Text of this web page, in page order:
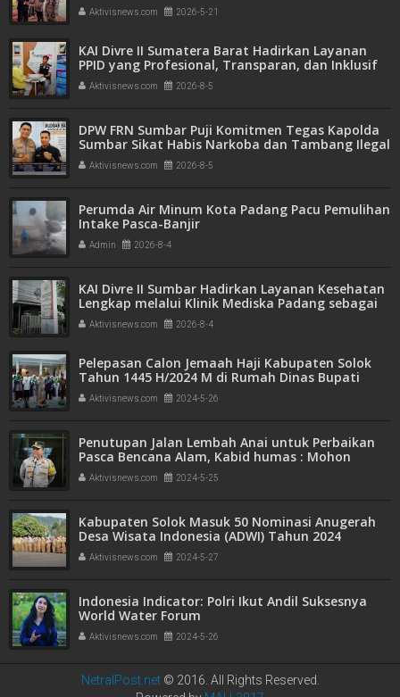
Aktivisnews.com 2026-5-21
KAI Divre II Sumatera Barat Hadirkan Layanan
PPID yang Profesional, Transparan, dan Inklusif
untuk Mempermudah Akses Informasi Publik
Aktivisnews.com 2026-8-5
DPW FRN Sumbar Puji Komitmen Tegas Kapolda
Sumbar Sikat Habis Narkoba dan Tambang Ilegal
Aktivisnews.com 2026-8-5
Perumda Air Minum Kota Padang Pacu Pemulihan
Intake Pasca-Banjir
Admin 2026-8-4
KAI Divre II Sumbar Hadirkan Layanan Kesehatan
Lengkap melalui Klinik Mediska Padang sebagai
Fasilitas Kesehatan Tingkat Pertama (FKTP)
Aktivisnews.com 2026-8-4
Pelepasan Calon Jemaah Haji Kabupaten Solok
Tahun 1445 H/2024 M di Rumah Dinas Bupati
Solok
Aktivisnews.com 2024-5-26
Penutupan Jalan Lembah Anai untuk Perbaikan
Pasca Bencana Alam, Kabid humas : Mohon
bersabar ini semua demi keselamatan bersama
Aktivisnews.com 2024-5-25
Kabupaten Solok Masuk 50 Nominasi Anugerah
Desa Wisata Indonesia (ADWI) Tahun 2024
Aktivisnews.com 2024-5-27
Indonesia Indicator: Polri Ikut Andil Suksesnya
World Water Forum
Aktivisnews.com 2024-5-26
NetralPost.net© 2016. All Rights Reserved.